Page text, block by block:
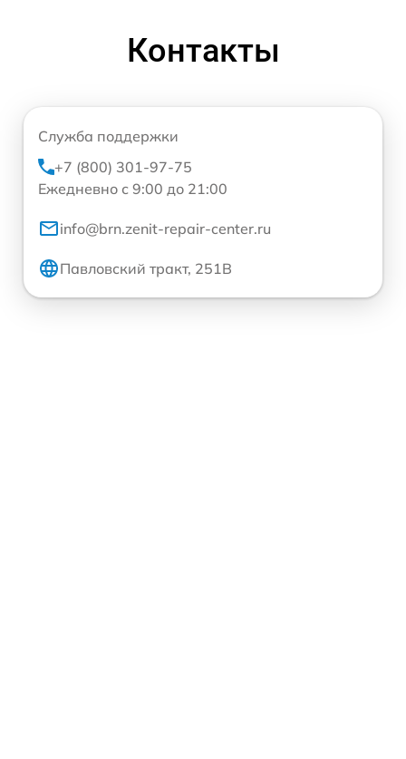
Контакты
Служба поддержки
+7 (800) 301-97-75
Ежедневно с 9:00 до 21:00
info@brn.zenit-repair-center.ru
Павловский тракт, 251В